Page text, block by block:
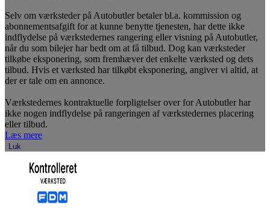
Selv om værksteder på Autobutler betaler bl.a. kommission og
abonnementsafgift for at kunne benytte tjenesten, har dette ikke
indflydelse på værkstedernes rangering eller visning på Autobutler,
når du som bilejer har bedt om at få tilbud. Dog kan værksteder
tilkøbe eksponering, som fremhæver det enkelte værksted og dets
tilbud. Hvis et værksted har tilkøbt eksponering, angiver vi altid, at
der er tale om en annonce.
Værkstedernes kontraktuelle forpligtelser over for Autobutler har
ikke nogen indflydelse på rangeringen af værkstedernes placering
eller tilbud.
Læs mere
Luk